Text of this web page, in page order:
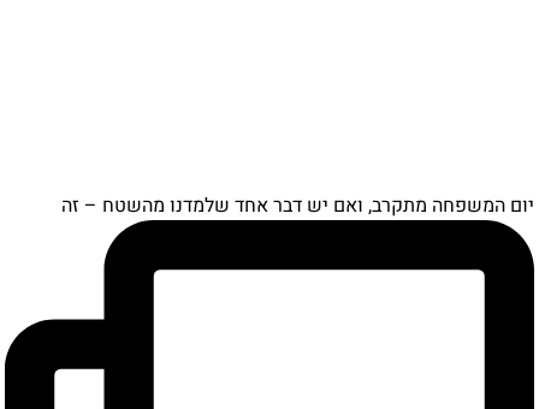
יום המשפחה מתקרב, ואם יש דבר אחד שלמדנו מהשטח – זה